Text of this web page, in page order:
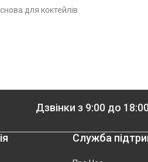
для коктейлів
Дзвінки з 9:00 до
Служба